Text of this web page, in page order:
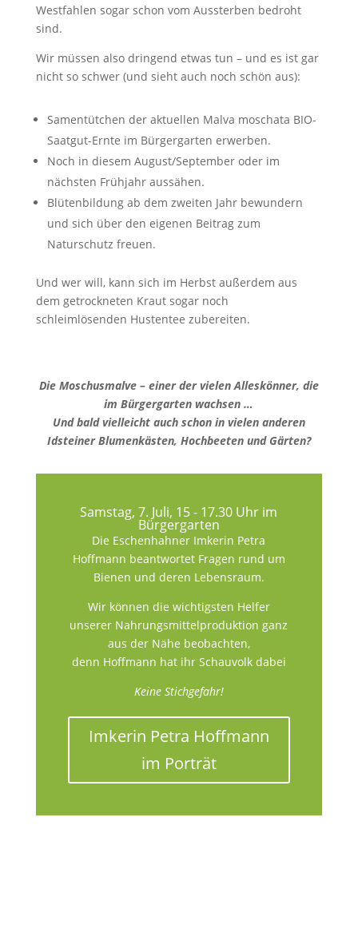
Westfahlen sogar schon vom Aussterben bedroht
sind.
Wir müssen also dringend etwas tun – und es ist gar
nicht so schwer (und sieht auch noch schön aus):
Samentütchen der aktuellen Malva moschata BIO-
Saatgut-Ernte im Bürgergarten erwerben.
Noch in diesem August/September oder im
nächsten Frühjahr aussähen.
Blütenbildung ab dem zweiten Jahr bewundern
und sich über den eigenen Beitrag zum
Naturschutz freuen.
Und wer will, kann sich im Herbst außerdem aus
dem getrockneten Kraut sogar noch
schleimlösenden Hustentee zubereiten.
Die Moschusmalve – einer der vielen Alleskönner, die
im Bürgergarten wachsen …
Und bald vielleicht auch schon in vielen anderen
Idsteiner Blumenkästen, Hochbeeten und Gärten?
Samstag, 7. Juli, 15 - 17.30 Uhr im
Bürgergarten
Die Eschenhahner Imkerin Petra
Hoffmann beantwortet Fragen rund um
Bienen und deren Lebensraum.
Wir können die wichtigsten Helfer
unserer Nahrungsmittelproduktion ganz
aus der Nähe beobachten,
denn Hoffmann hat ihr Schauvolk dabei
Keine Stichgefahr!
Imkerin Petra Hoffmann
im Porträt